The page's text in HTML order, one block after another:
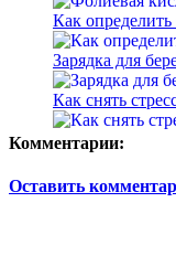
Как определить
Зарядка для
Как снять
Комментарии:
Оставить